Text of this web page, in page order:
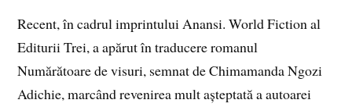
Recent, în cadrul imprintului Anansi. World Fiction al
Editurii Trei, a apărut în traducere romanul
Numărătoare de visuri, semnat de Chimamanda Ngozi
Adichie, marcând revenirea mult așteptată a autoarei